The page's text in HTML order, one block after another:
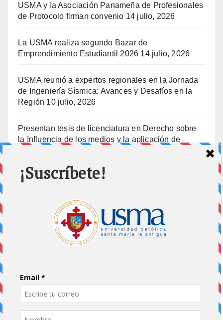
USMA y la Asociación Panameña de Profesionales
de Protocolo firman convenio 14 julio, 2026
La USMA realiza segundo Bazar de
Emprendimiento Estudiantil 2026 14 julio, 2026
USMA reunió a expertos regionales en la Jornada
de Ingeniería Sísmica: Avances y Desafíos en la
Región 10 julio, 2026
Presentan tesis de licenciatura en Derecho sobre
la Influencia de los medios y la aplicación de